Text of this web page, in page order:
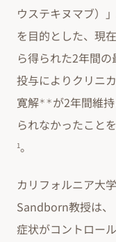
ウステキヌマブ）
を目的とした、現
ら得られた2年間
投与によりクリニ
寛解＊＊ が2年間維
られなかったこと
1。
カリフォルニア大
Sandborn教授は、
症状がコントロー